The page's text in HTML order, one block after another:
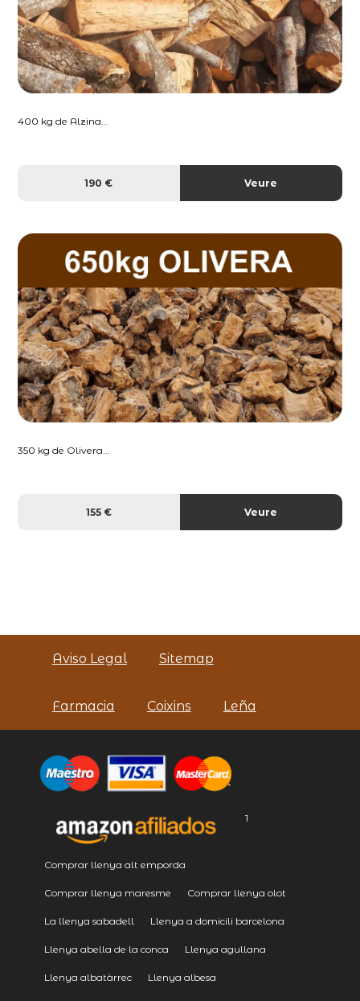
400 kg de Alzina...
190 € Veure
350 kg de Olivera...
155 € Veure
Aviso Legal Sitemap
Farmacia Coixins Leña
1
Comprar llenya alt emporda
Comprar llenya maresme Comprar llenya olot
La llenya sabadell Llenya a domicili barcelona
Llenya abella de la conca Llenya agullana
Llenya albatàrrec Llenya albesa